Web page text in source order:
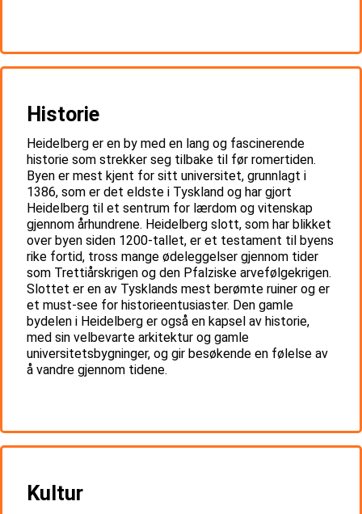
Historie
Heidelberg er en by med en lang og fascinerende
historie som strekker seg tilbake til før romertiden.
Byen er mest kjent for sitt universitet, grunnlagt i
1386, som er det eldste i Tyskland og har gjort
Heidelberg til et sentrum for lærdom og vitenskap
gjennom århundrene. Heidelberg slott, som har blikket
over byen siden 1200-tallet, er et testament til byens
rike fortid, tross mange ødeleggelser gjennom tider
som Trettiårskrigen og den Pfalziske arvefølgekrigen.
Slottet er en av Tysklands mest berømte ruiner og er
et must-see for historieentusiaster. Den gamle
bydelen i Heidelberg er også en kapsel av historie,
med sin velbevarte arkitektur og gamle
universitetsbygninger, og gir besøkende en følelse av
å vandre gjennom tidene.
Kultur